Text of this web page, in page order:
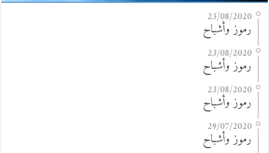
23/08/2020
رموز وأشباح
23/08/2020
رموز وأشباح
23/08/2020
رموز وأشباح
29/07/2020
رموز وأشباح